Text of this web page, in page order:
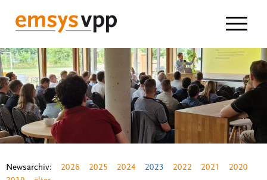
Newsarchiv: 2026 2025 2024 2023 2022 2021
2020